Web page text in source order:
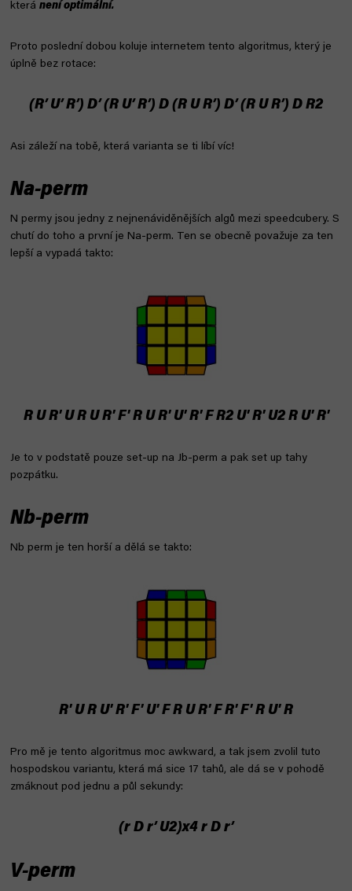
která není optimální.
Proto poslední dobou koluje internetem tento algoritmus, který je
úplně bez rotace:
(R’ U’ R’) D’ (R U’ R’) D (R U R’) D’ (R U R’) D R2
Asi záleží na tobě, která varianta se ti líbí víc!
Na-perm
N permy jsou jedny z nejnenáviděnějších algů mezi speedcubery. S
chutí do toho a první je Na-perm. Ten se obecně považuje za ten
lepší a vypadá takto:
R U R' U R U R' F' R U R' U' R' F R2 U' R' U2 R U' R'
Je to v podstatě pouze set-up na Jb-perm a pak set up tahy
pozpátku.
Nb-perm
Nb perm je ten horší a dělá se takto:
R' U R U' R' F' U' F R U R' F R' F' R U' R
Pro mě je tento algoritmus moc awkward, a tak jsem zvolil tuto
hospodskou variantu, která má sice 17 tahů, ale dá se v pohodě
zmáknout pod jednu a půl sekundy:
(r D r’ U2)x4 r D r’
V-perm